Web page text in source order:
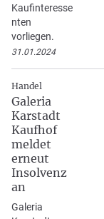
Kaufinteresse
nten
vorliegen.
31.01.2024
Handel
Galeria
Karstadt
Kaufhof
meldet
erneut
Insolvenz
an
Galeria